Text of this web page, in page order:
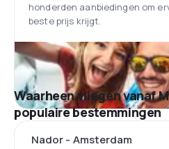
honderden aanbiedingen om
beste prijs krijgt.
Waarheen vliegen vanaf
populaire bestemmingen
Nador - Amsterdam